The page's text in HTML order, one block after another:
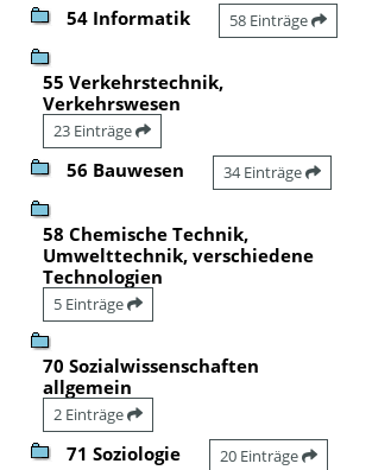
54 Informatik 58 Einträge
55 Verkehrstechnik,
Verkehrswesen
23 Einträge
56 Bauwesen 34 Einträge
58 Chemische Technik,
Umwelttechnik, verschiedene
Technologien
5 Einträge
70 Sozialwissenschaften
allgemein
2 Einträge
71 Soziologie 20 Einträge